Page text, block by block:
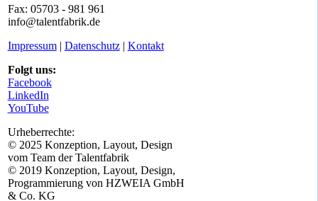
Fax: 05703 - 981 961
info@talentfabrik.de
Impressum| Datenschutz| Kontakt
Folgt uns:
Facebook
LinkedIn
YouTube
Urheberrechte:
© 2025 Konzeption, Layout, Design
vom Team der Talentfabrik
© 2019 Konzeption, Layout, Design,
Programmierung von HZWEIA GmbH
& Co. KG